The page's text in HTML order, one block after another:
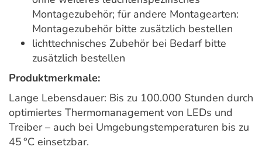
Montagezubehör; für andere Montagearten:
Montagezubehör bitte zusätzlich bestellen
lichttechnisches Zubehör bei Bedarf bitte
zusätzlich bestellen
Produktmerkmale:
Lange Lebensdauer: Bis zu 100.000 Stunden durch
optimiertes Thermomanagement von LEDs und
Treiber – auch bei Umgebungstemperaturen bis zu
45 °C einsetzbar.